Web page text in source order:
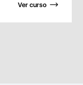
Ver curso